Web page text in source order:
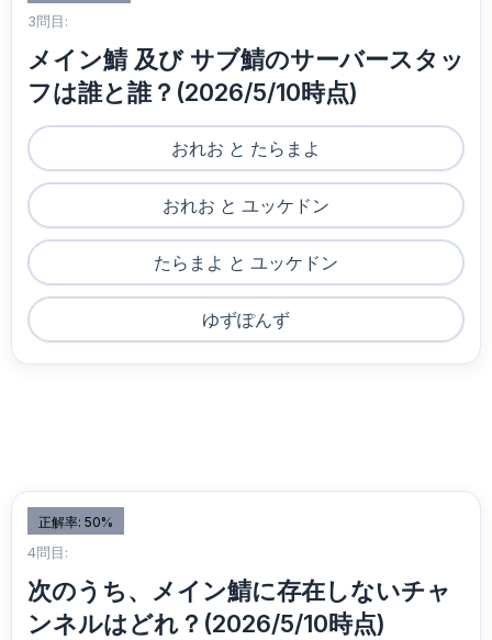
3問目:
メイン鯖 及び サブ鯖のサーバースタッ
フは誰と誰？(2026/5/10時点)
おれお と たらまよ
おれお と ユッケドン
たらまよ と ユッケドン
ゆずぽんず
正解率: 50%
4問目:
次のうち、メイン鯖に存在しないチャ
ンネルはどれ？(2026/5/10時点)